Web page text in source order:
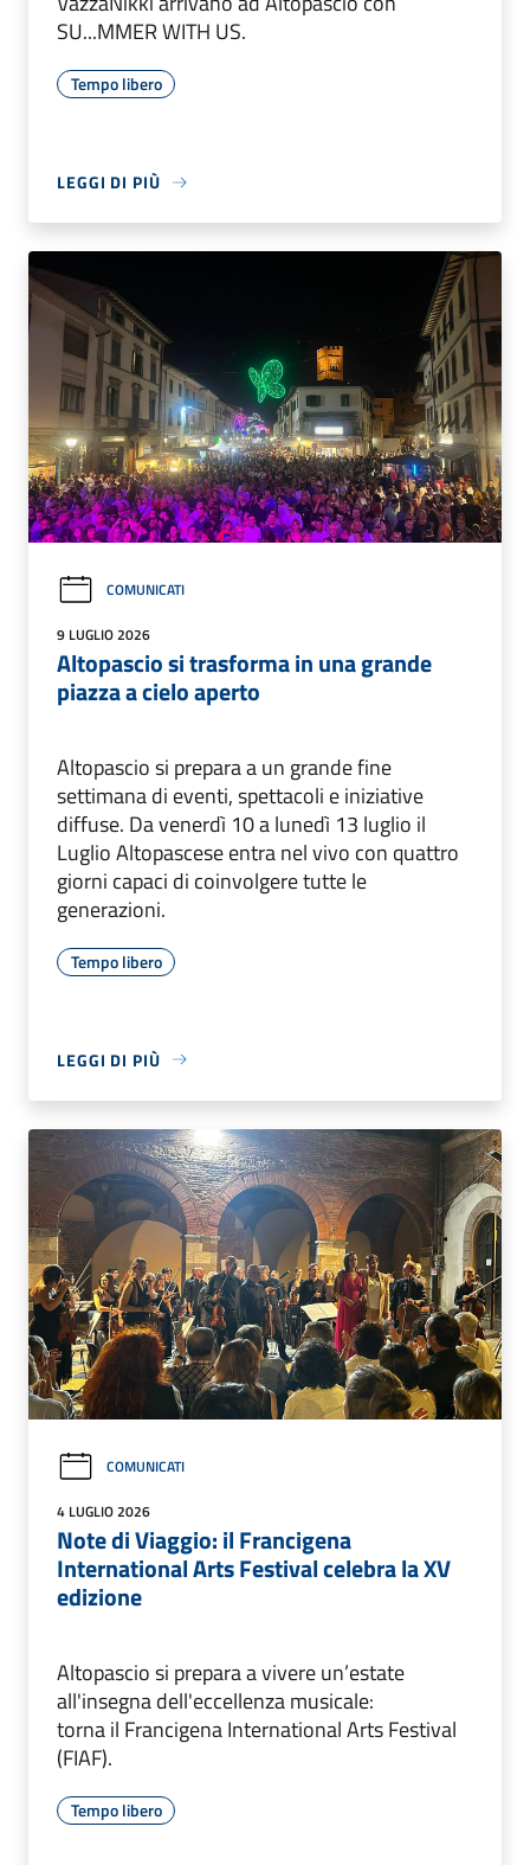
SU...MMER WITH US.
Tempo libero
LEGGI DI PIÙ
COMUNICATI
9 LUGLIO 2026
Altopascio si trasforma in una grande
piazza a cielo aperto
Altopascio si prepara a un grande fine
settimana di eventi, spettacoli e iniziative
diffuse. Da venerdì 10 a lunedì 13 luglio il
Luglio Altopascese entra nel vivo con quattro
giorni capaci di coinvolgere tutte le
generazioni.
Tempo libero
LEGGI DI PIÙ
COMUNICATI
4 LUGLIO 2026
Note di Viaggio: il Francigena
International Arts Festival celebra la XV
edizione
Altopascio si prepara a vivere un’estate
all'insegna dell'eccellenza musicale:
torna il Francigena International Arts Festival
(FIAF).
Tempo libero